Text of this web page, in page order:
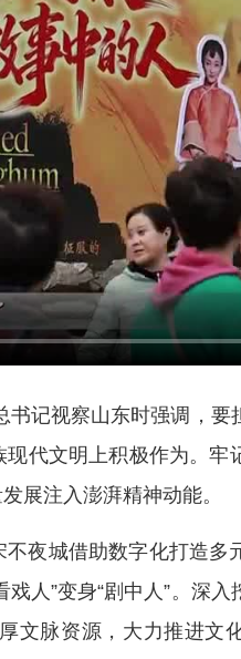
书记视察山东时强调，要
代文明上积极作为。牢
展注入澎湃精神动能。
夜城借助数字化打造多
人”变身“剧中人”。深入
文脉资源，大力推进文